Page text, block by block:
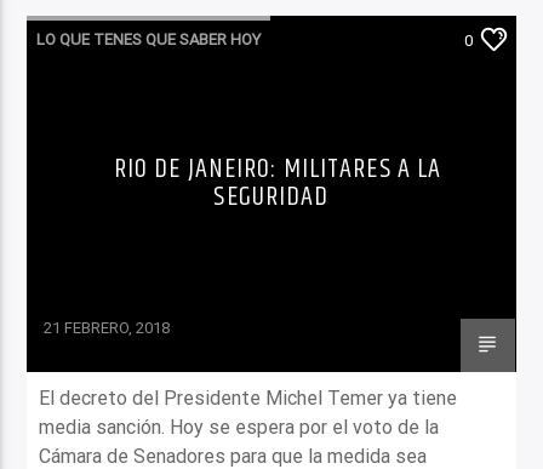
LO QUE TENES QUE SABER HOY 0
RIO DE JANEIRO: MILITARES A LA
SEGURIDAD
21 FEBRERO, 2018
El decreto del Presidente Michel Temer ya tiene
media sanción. Hoy se espera por el voto de la
Cámara de Senadores para que la medida sea